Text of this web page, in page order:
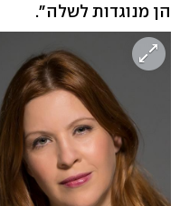
הן מנוגדות לשלה".